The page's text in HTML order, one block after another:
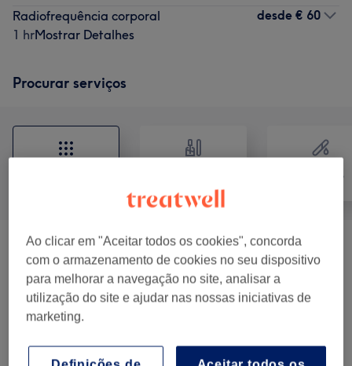
Radiofrequência corporal
1 hrMostrar Detalhes
desde € 60
Procurar serviços
Depilação
Homem - Depilação A Cera desde € 25
Lifting E Rejuvenescimento Facial 2 desde € 60
Tratamentos Faciais
Ao clicar em "Aceitar todos os cookies", concorda
com o armazenamento de cookies no seu dispositivo
para melhorar a navegação no site, analisar a
utilização do site e ajudar nas nossas iniciativas de
marketing.